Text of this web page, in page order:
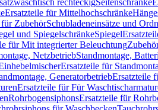
rechteckigSeitenschränke
Ersatzteile für Mittelhochschränke
ZubehörSchubladeneinsätze und
und SpiegelschränkeSpiegel
für Mit integrierter Beleuchtung
NetzbetriebStandmontage,
Ersatzteile für
GeneratorbetriebErsatzteile
Ersatzteile für Für
RohrbogensiphonsErsatzteile für